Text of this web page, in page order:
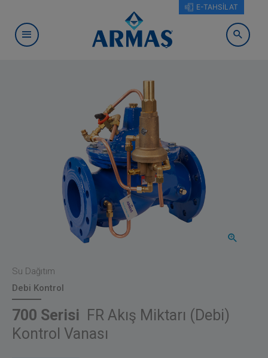
E-TAHSİLAT
Su Dağıtım
Debi Kontrol
700 Serisi FR Akış Miktarı (Debi)
Kontrol Vanası